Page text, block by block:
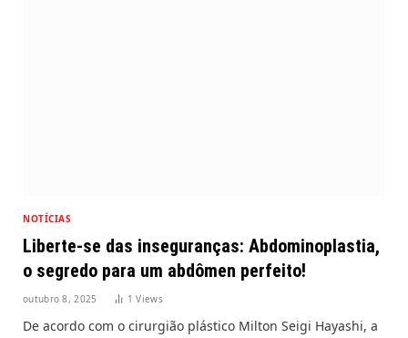
NOTÍCIAS
Liberte-se das inseguranças: Abdominoplastia,
o segredo para um abdômen perfeito!
outubro 8, 2025 1Views
De acordo com o cirurgião plástico Milton Seigi Hayashi, a